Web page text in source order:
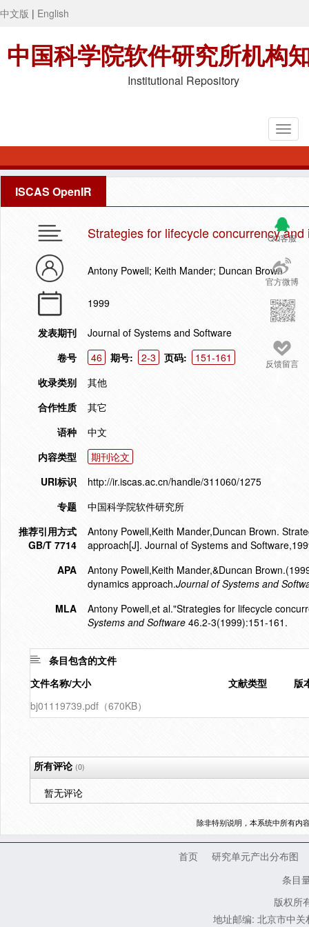
中文版 | English
中国科学院软件研究所机构
Institutional Repository
ISCAS OpenIR
QQ客服
官方微博
反馈留言
Strategies for lifecycle concurrency
Antony Powell; Keith Mander; Duncan Brown
1999
发表期刊
Journal of Systems and Software
卷号
46 期号: 2-3 页码:
151-161
收录类别
其他
合作性质
其它
语种
中文
内容类型
期刊论文
URI标识
http://ir.iscas.ac.cn/handle/311060/1275
专题
中国科学院软件研究所
推荐引用方式
GB/T 7714
Antony Powell,Keith Mander,Duncan Brown.
approach[J]. Journal of Systems and
APA
Antony Powell,Keith Mander,&Duncan
dynamics approach.Journal of Systems and
MLA
Antony Powell,et al."Strategies for lifecycle
Systems and Software 46.2-3(1999):151-161.
条目包含的文件
文件名称/大小
文献类型
版
bj01119739.pdf（670KB）
所有评论(0)
暂无评论
除非特别说明，本系统中所有内
首页
研究单元产出分布图
条目
版权所
地址邮编: 北京市中